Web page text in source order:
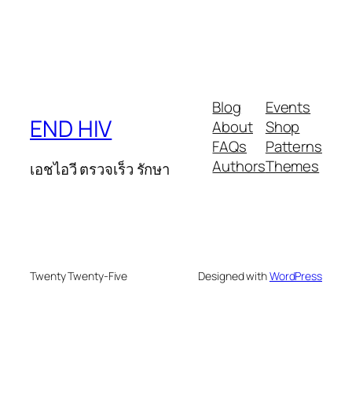
END HIV
เอชไอวี ตรวจเร็ว รักษา
Blog
About
FAQs
Authors
Events
Shop
Patterns
Themes
Twenty Twenty-Five Designed withWordPress